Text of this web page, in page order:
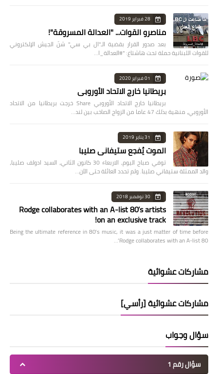
28 فبراير 2019
مناصرو القوات... "العدالة المسروقة"!
بعد صدور القرار بقضية الـ"ال بي سي" شنّ الجيش الإلكتروني
للقوات اللبنانية حملة تحت هاشتاغ: "#العدالة_ا…
01 فبراير 2020
بريطانيا خارج الاتحاد الأوروبي
بريطانيا خارج الاتحاد الأوروبي Share خرجت بريطانيا من الاتحاد
الأوروبي، منهية بذلك 47 عاما من الزواج الصاخب بين لند…
31 يناير 2019
الموت يُفجع ستيفاني صليبا
توفي صباح اليوم، الاربعاء 30 كانون الثاني، السيد ادولف صليبا،
والد الممثلة ستيفاني صليبا. ولم تحدد العائلة حتى الآن…
30 نوفمبر 2018
Rodge collaborates with an A-list 80’s artists
on an exclusive track!
Being the ultimate reference in 80’s music, it was a just matter of time before
Rodge collaborates with an A-list 80’…
مشاركات عشوائية
مشاركات عشوائية [رأسي]
سؤال وجواب
سؤال رقم 1